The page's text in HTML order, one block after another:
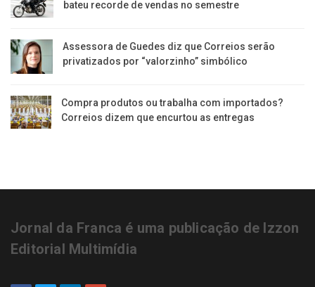
bateu recorde de vendas no semestre
Assessora de Guedes diz que Correios serão
privatizados por “valorzinho” simbólico
Compra produtos ou trabalha com importados?
Correios dizem que encurtou as entregas
Jornal da Franca é uma publicação de Izzon
Editorial Multimídia